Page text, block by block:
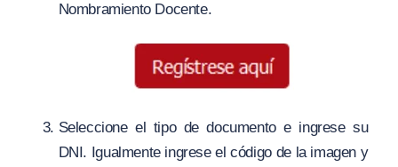
Nombramiento Docente.
Seleccione el tipo de documento e ingrese su
DNI. Igualmente ingrese el código de la imagen y